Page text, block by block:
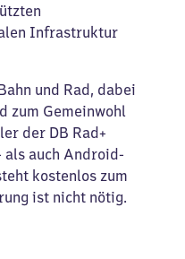
Infrastruktur
und Rad, dabei
zum Gemeinwohl
der DB Rad+
auch Android-
kostenlos zum
ist nicht nötig.